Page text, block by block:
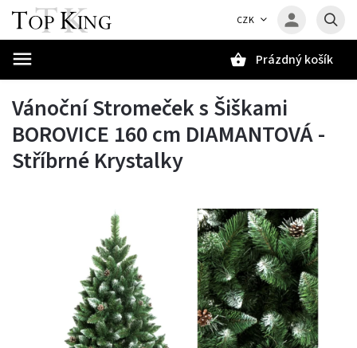
CZK
Prázdný košík
Vánoční Stromeček s Šiškami
BOROVICE 160 cm DIAMANTOVÁ -
Stříbrné Krystalky